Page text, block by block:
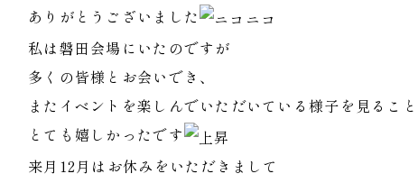
ありがとうございました
私は磐田会場にいたのですが
多くの皆様とお会いでき、
またイベントを楽しんでいただいている様子を見ること
とても嬉しかったです
来月12月はお休みをいただきまして